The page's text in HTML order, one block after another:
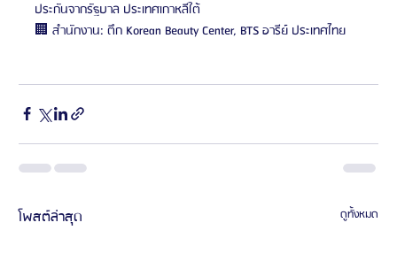
ประกันจากรัฐบาล ประเทศเกาหลีใต้
🏢 สำนักงาน: ตึก Korean Beauty Center, BTS อารีย์ ประเทศไทย
โพสต์ล่าสุด ดูทั้งหมด